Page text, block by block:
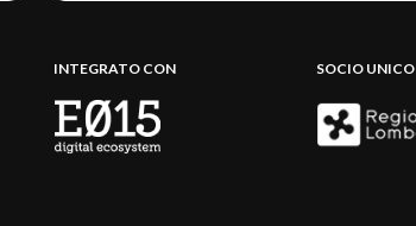
INTEGRATO CON SOCIO UNICO